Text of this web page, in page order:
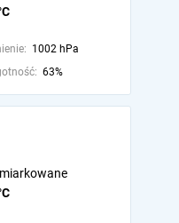
1002 hPa
63%